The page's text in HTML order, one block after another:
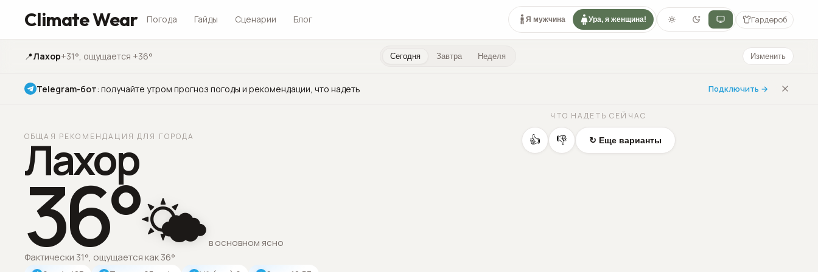
Climate Wear Погода Гайды Сценарии Блог Я мужчина Ура, я женщина! Гардероб
📍Лахор+31°, ощущается +36° Сегодня Завтра Неделя Изменить
Telegram-бот: получайте утром прогноз погоды и рекомендации, что надеть Подключить →
ОБЩАЯ РЕКОМЕНДАЦИЯ ДЛЯ ГОРОДА
Лахор
36°🌤️в основном ясно
Фактически 31°, ощущается как 36°
ЧТО НАДЕТЬ СЕЙЧАС
👍 👎 ↻ Еще варианты